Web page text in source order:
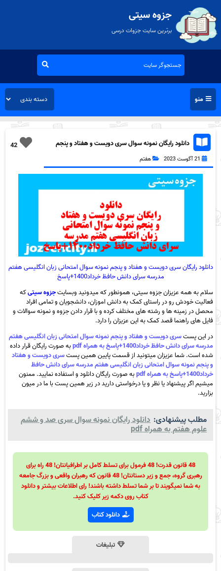
جزوه سیتی
برترین سایت جزوات درسی
منو
42
دانلود رایگان نمونه سوال سری دویست و هفتاد و پنجم
زبان انگلیسی هفتم به همراه pdf 21 آگوست 2023 هفتم
دانلود رایگان سری دویست و هفتاد و پنجم نمونه سوال امتحانی زبان انگلیسی هفتم
مدرسه سرای دانش حافظ خرداد1400+پاسخ
سلام به همه عزیزان جزوه سیتی، همونطور که میدونید وبسایتجزوه سیتیکه
فعالیت خودش رو در راستای کمک به دانش اموزان، دانشجویان و تمامی افراد
محصل در زمینه ها و رشته های مختلف کرده و با قرار دادن جزوه و نمونه سوالات و
فایل های راهنما قصد کمک به این عزیزان را دارد.
در این پستسری دویست و هفتاد و پنجم نمونه سوال امتحانی زبان انگلیسی هفتم
مدرسه سرای دانش حافظ خرداد1400+پاسخ به همراه pdf
به صورت رایگان قرار داده
شده است. شما عزیزان میتونید از قسمت پایین همین پستسری دویست و هفتاد
و پنجم نمونه سوال امتحانی زبان انگلیسی هفتم مدرسه سرای دانش حافظ
خرداد1400+پاسخ به همراه pdf
به صورت رایگان دانلود و استفاده نمایید. ممنون
میشیم اگر پیشنهاد یا نظر و یا درخواستی دارید در زیر همین پست با ما در میون
بزارید.
مطلب پیشنهادی: دانلود رایگان نمونه سوال سری صد و ششم
علوم هفتم به همراه pdf
48 قانون قدرت! 48 فرمول برای تسلط کامل بر اطرافیانتان! 48 راه برای
رهبری گروه، جمع و زیر دستانتان! 48 قانون که رهبران واقعی و بزرگ جامعه
به شما نمیگویند تا بر شما تسلط داشته باشند! رای اطلاعات بیشتر و دانلود
کتاب روی دکمه زیر کلیک کنید.
دانلود کتاب
تبلیغات